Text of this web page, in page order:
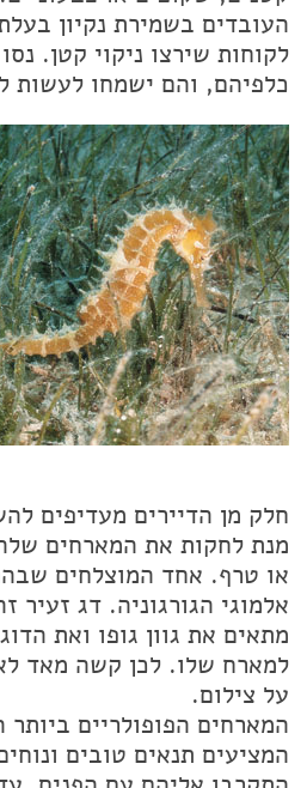
העובדים בשמירת נקיון
לקוחות שירצו ניקוי קטן.
כלפיהם, והם ישמחו לעשות
חלק מן הדיירים מעדיפים
מנת לחקות את המארחים
או טרף. אחד המוצלחים
מתאים את גוון גופו ואת
למארח שלו. לכן קשה מאד
על צילום.
המארחים הפופולריים
המציעים תנאים טובים